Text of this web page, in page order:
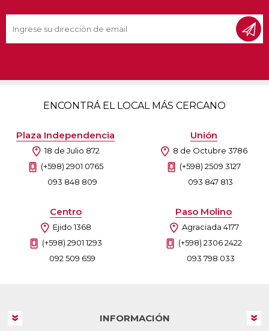
ENCONTRÁ EL LOCAL MÁS CERCANO
Plaza Independencia
18 de Julio 872
(+598) 2901 0765
093 848 809
Unión
8 de Octubre 3786
(+598) 2509 3127
093 847 813
Centro
Ejido 1368
(+598) 2901 1293
092 509 659
Paso Molino
Agraciada 4177
(+598) 2306 2422
093 798 033
INFORMACIÓN